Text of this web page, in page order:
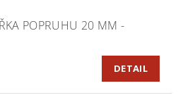
POPRUHU 20 MM -
DETAIL